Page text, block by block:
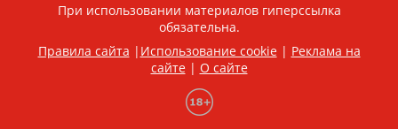
При использовании материалов гиперссылка
обязательна.
Правила сайта | Использование cookie| Реклама на
сайте| О сайте